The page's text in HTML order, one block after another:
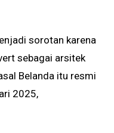
sorotan karena
sebagai arsitek
Belanda itu resmi
2025,